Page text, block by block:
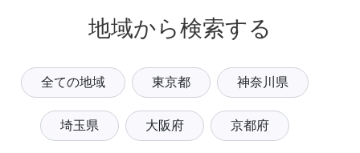
地域から検索する
全ての地域 東京都 神奈川県
埼玉県 大阪府 京都府